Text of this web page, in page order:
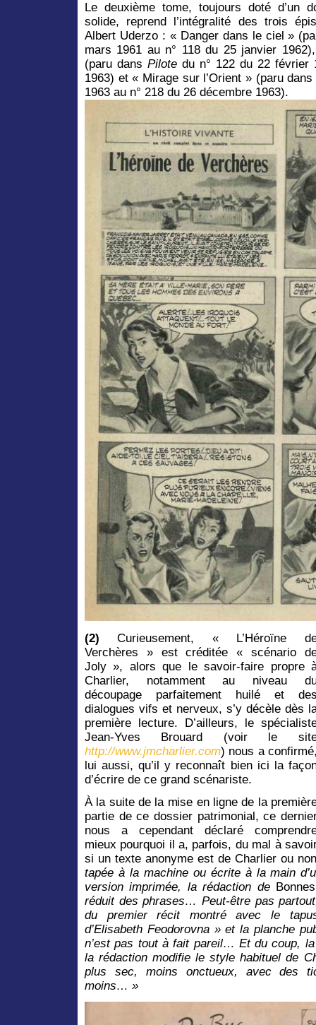
Le deuxième tome, toujours doté d’un
solide, reprend l’intégralité des trois
Albert Uderzo : « Danger dans le ciel »
mars 1961 au n° 118 du 25 janvier
(paru dans Pilote du n° 122 du 22 février
1963) et « Mirage sur l’Orient » (paru dans
1963 au n° 218 du 26 décembre 1963).
(2)Curieusement, « L’Héroïne
Verchères » est créditée « scénario
Joly », alors que le savoir-faire propre
Charlier, notamment au niveau
découpage parfaitement huilé et
dialogues vifs et nerveux, s’y décèle dès
première lecture. D’ailleurs, le
Jean-Yves Brouard (voir le
http://www.jmcharlier.com) nous a
lui aussi, qu’il y reconnaît bien ici la
d’écrire de ce grand scénariste.
À la suite de la mise en ligne de la
partie de ce dossier patrimonial, ce
nous a cependant déclaré
mieux pourquoi il a, parfois, du mal à
si un texte anonyme est de Charlier ou
tapée à la machine ou écrite à la main
version imprimée, la rédaction de
réduit des phrases… Peut-être pas
du premier récit montré avec le
d’Elisabeth Feodorovna » et la planche
n’est pas tout à fait pareil… Et du coup, la
la rédaction modifie le style habituel de
plus sec, moins onctueux, avec des
moins… »